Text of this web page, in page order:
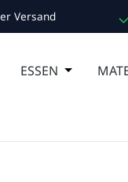
Versand
ESSEN Öffne